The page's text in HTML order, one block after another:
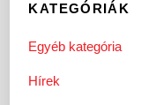
KATEGÓRIÁK
Egyéb kategória
Hírek